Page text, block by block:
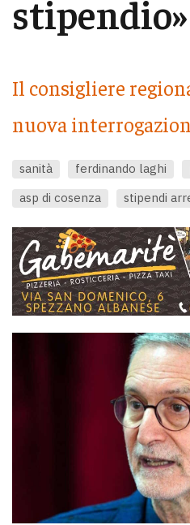
stipendio»
Il consigliere
nuova
sanità ferdinando laghi
asp di cosenza
stipendi